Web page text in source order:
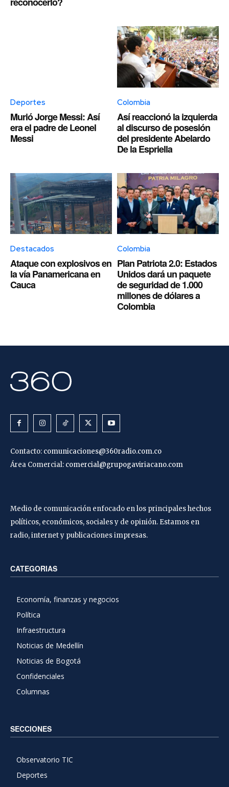
Deportes
Murió Jorge Messi: Así
era el padre de Leonel
Messi
Colombia
Así reaccionó la izquierda
al discurso de posesión
del presidente Abelardo
De la Espriella
Destacados
Ataque con explosivos en
la vía Panamericana en
Cauca
Colombia
Plan Patriota 2.0: Estados
Unidos dará un paquete
de seguridad de 1.000
millones de dólares a
Colombia
Contacto: comunicaciones@360radio.com.co
Área Comercial: comercial@grupogaviriacano.com
Medio de comunicación enfocado en los principales hechos
políticos, económicos, sociales y de opinión. Estamos en
radio, internet y publicaciones impresas.
CATEGORIAS
Economía, finanzas y negocios
Política
Infraestructura
Noticias de Medellín
Noticias de Bogotá
Confidenciales
Columnas
SECCIONES
Observatorio TIC
Deportes